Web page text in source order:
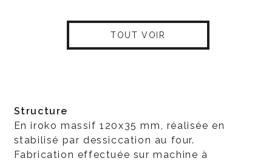
TOUT VOIR
Structure
En iroko massif 120x35 mm, réalisée en
stabilisé par dessiccation au four.
Fabrication effectuée sur machine à